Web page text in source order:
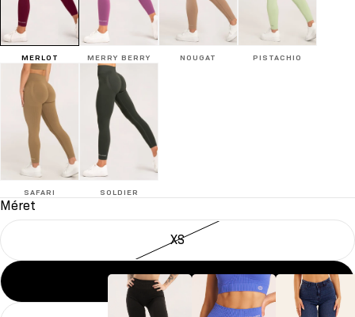
MERLOT MERRY BERRY NOUGAT PISTACHIO
SAFARI SOLDIER
Méret
XS
S